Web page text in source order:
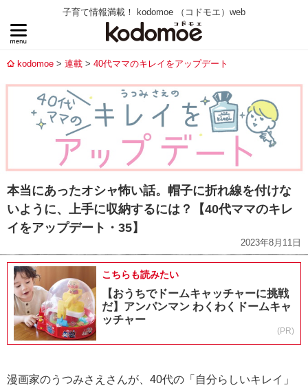
子育て情報満載！ kodomoe （コドモエ）web
kodomoe 連載 40代ママのキレイをアップデート
本当にあったオシャ怖い話。帽子に折れ線を付けな
いように、上手に収納するには？【40代ママのキレ
イをアップデート・35】
2023年8月11日
こちらも読みたい
【おうちでドームキャッチャーに挑戦
だ】アンパンマン わくわくドームキャ
ッチャー
(PR)
漫画家のうつみさえさんが、40代の「自分らしいキレイ」